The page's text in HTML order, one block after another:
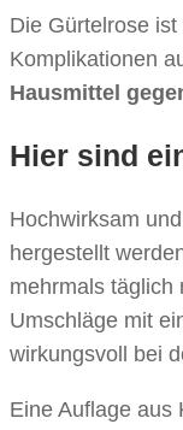
Die Gürtelrose
Komplikationen
Hausmittel
Hier sind
Hochwirksam
hergestellt
mehrmals täglich
Umschläge mit
wirkungsvoll bei
Eine Auflage aus